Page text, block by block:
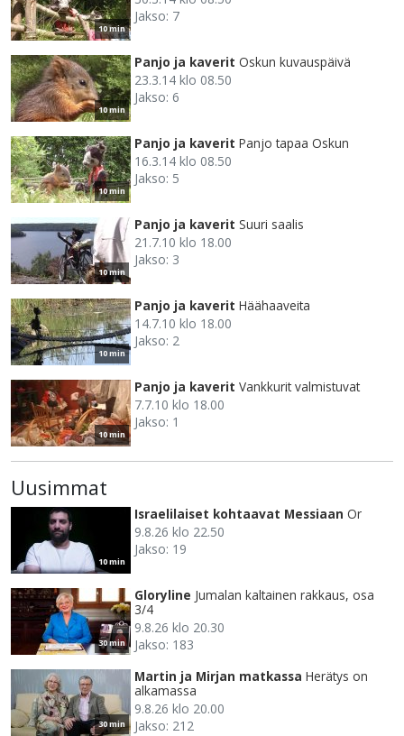
10 min
Jakso: 7
10 min
Panjo ja kaverit Oskun kuvauspäivä
23.3.14 klo 08.50
Jakso: 6
10 min
Panjo ja kaverit Panjo tapaa Oskun
16.3.14 klo 08.50
Jakso: 5
10 min
Panjo ja kaverit Suuri saalis
21.7.10 klo 18.00
Jakso: 3
10 min
Panjo ja kaverit Häähaaveita
14.7.10 klo 18.00
Jakso: 2
10 min
Panjo ja kaverit Vankkurit valmistuvat
7.7.10 klo 18.00
Jakso: 1
Uusimmat
10 min
Israelilaiset kohtaavat Messiaan Or
9.8.26 klo 22.50
Jakso: 19
30 min
Gloryline Jumalan kaltainen rakkaus, osa
3/4
9.8.26 klo 20.30
Jakso: 183
30 min
Martin ja Mirjan matkassa Herätys on
alkamassa
9.8.26 klo 20.00
Jakso: 212